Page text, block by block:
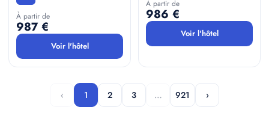
À partir de
987 €
Voir l'hôtel
À partir de
986 €
Voir l'hôtel
‹ 1 2 3 … 921 ›